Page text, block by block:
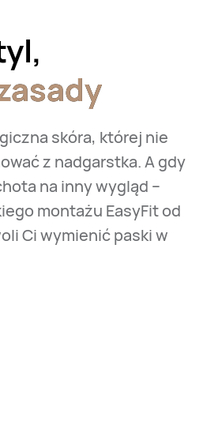
skóra, której nie
z nadgarstka. A gdy
na inny wygląd –
montażu EasyFit od
Ci wymienić paski w